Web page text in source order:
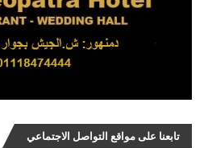
تابعنا على مواقع التواصل الاجتماعي